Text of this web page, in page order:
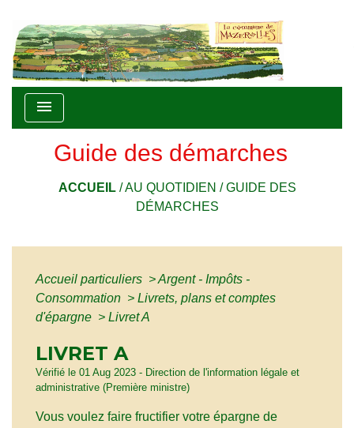
menu
Guide des démarches
ACCUEIL/AU QUOTIDIEN /GUIDE DES
DÉMARCHES
Accueil particuliers >Argent - Impôts -
Consommation > Livrets, plans et comptes
d'épargne > Livret A
LIVRET A
Vérifié le 01 Aug 2023 - Direction de l'information légale et
administrative (Première ministre)
Vous voulez faire fructifier votre épargne de